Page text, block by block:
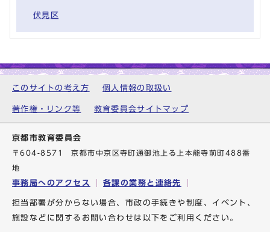
伏見区
このサイトの考え方 個人情報の取扱い
著作権・リンク等 教育委員会サイトマップ
京都市教育委員会
〒604-8571 京都市中京区寺町通御池上る上本能寺前町488番
地
事務局へのアクセス 各課の業務と連絡先
担当部署が分からない場合、市政の手続きや制度、イベント、
施設などに関するお問い合わせは以下をご利用ください。